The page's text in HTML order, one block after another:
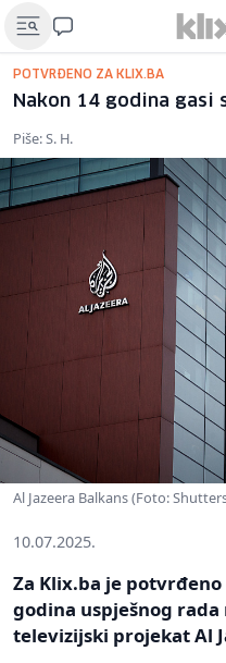
POTVRĐENO ZA KLIX.BA
Nakon 14 godina gasi
Piše: S. H.
Al Jazeera Balkans (Foto:
10.07.2025.
Za Klix.ba je
godina uspješnog
televizijski projekat Al